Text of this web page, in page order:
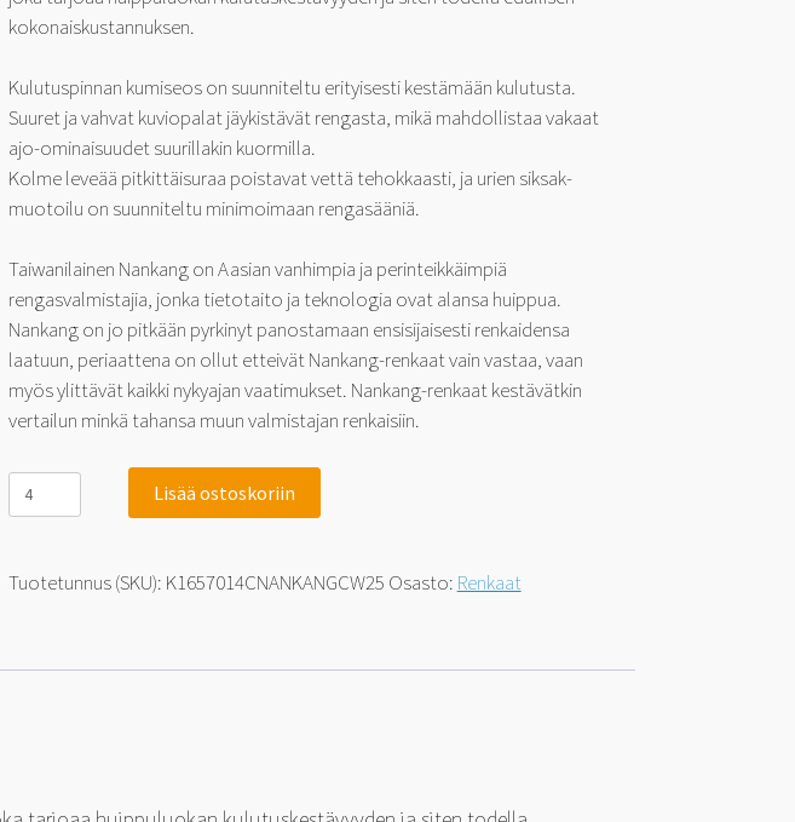
kokonaiskustannuksen.
Kulutuspinnan kumiseos on suunniteltu erityisesti kestämään kulutusta.
Suuret ja vahvat kuviopalat jäykistävät rengasta, mikä mahdollistaa vakaat
ajo-ominaisuudet suurillakin kuormilla.
Kolme leveää pitkittäisuraa poistavat vettä tehokkaasti, ja urien siksak-
muotoilu on suunniteltu minimoimaan rengasääniä.
Taiwanilainen Nankang on Aasian vanhimpia ja perinteikkäimpiä
rengasvalmistajia, jonka tietotaito ja teknologia ovat alansa huippua.
Nankang on jo pitkään pyrkinyt panostamaan ensisijaisesti renkaidensa
laatuun, periaattena on ollut etteivät Nankang-renkaat vain vastaa, vaan
myös ylittävät kaikki nykyajan vaatimukset. Nankang-renkaat kestävätkin
vertailun minkä tahansa muun valmistajan renkaisiin.
Nankang
CW-
25
165/70-
Lisää ostoskoriin
Tuotetunnus (SKU): K1657014CNANKANGCW25 Osasto: Renkaat